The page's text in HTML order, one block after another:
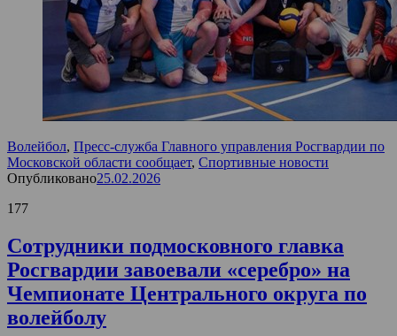
Волейбол, Пресс-служба Главного управления Росгвардии по
Московской области сообщает, Спортивные новости
Опубликовано25.02.2026
177
Сотрудники подмосковного главка
Росгвардии завоевали «серебро» на
Чемпионате Центрального округа по
волейболу